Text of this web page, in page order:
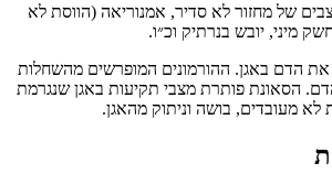
של מחזור לא סדיר, אמנוריאה (הווסת לא
הדם באגן. ההורמונים המופרשים מהשחלות
הסאונת פותרת מצבי תקיעות באגן שנגרמת
מעובדים, בושה וניתוק מהאגן.